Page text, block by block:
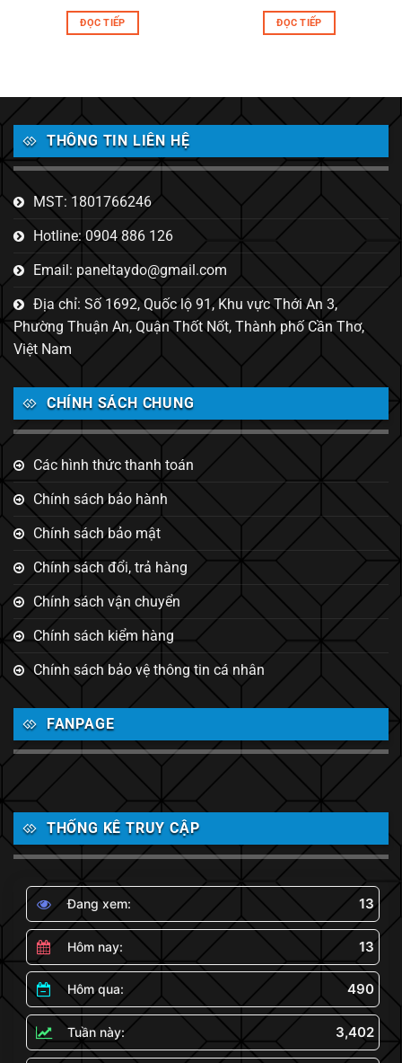
ĐỌC TIẾP ĐỌC TIẾP
THÔNG TIN LIÊN HỆ
MST: 1801766246
Hotline: 0904 886 126
Email: paneltaydo@gmail.com
Địa chỉ: Số 1692, Quốc lộ 91, Khu vực Thới An 3,
Phường Thuận An, Quận Thốt Nốt, Thành phố Cần Thơ,
Việt Nam
CHÍNH SÁCH CHUNG
Các hình thức thanh toán
Chính sách bảo hành
Chính sách bảo mật
Chính sách đổi, trả hàng
Chính sách vận chuyển
Chính sách kiểm hàng
Chính sách bảo vệ thông tin cá nhân
FANPAGE
THỐNG KÊ TRUY CẬP
Đang xem: 13
Hôm nay: 13
Hôm qua: 490
Tuần này: 3,402